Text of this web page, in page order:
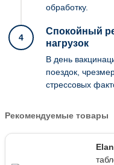
обработку.
4
Спокойный
нагрузок
В день
поездок,
стрессовых
Рекомендуемые товары